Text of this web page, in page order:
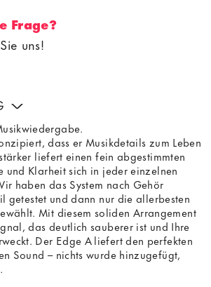
Frage?
uns!
dass er Musikdetails zum Leben
liefert einen fein abgestimmten
und Klarheit sich in jeder einzelnen
haben das System nach Gehör
getestet und dann nur die allerbesten
Mit diesem soliden Arrangement
das deutlich sauberer ist und Ihre
Der Edge A liefert den perfekten
Sound – nichts wurde hinzugefügt,